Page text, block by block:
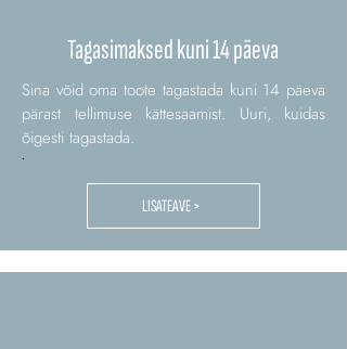
Tagasimaksed kuni 14 päeva
Sina võid oma toote tagastada kuni 14 päeva
pärast tellimuse kättesaamist. Uuri, kuidas
õigesti tagastada.
LISATEAVE >